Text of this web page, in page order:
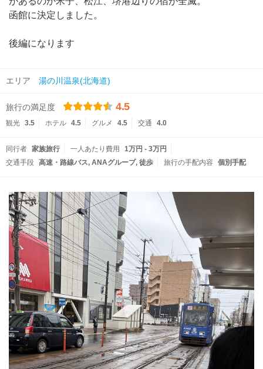
函館に決定しました。
後編になります
エリア 湯の川温泉(北海道)
旅行の満足度 4.5
観光 3.5 ホテル 4.5 グルメ 4.5 交通 4.0
同行者 家族旅行 一人あたり費用
1万円 - 3万円
交通手段 高速・路線バス ANAグループ 徒歩 旅行の手配内容 個別手配